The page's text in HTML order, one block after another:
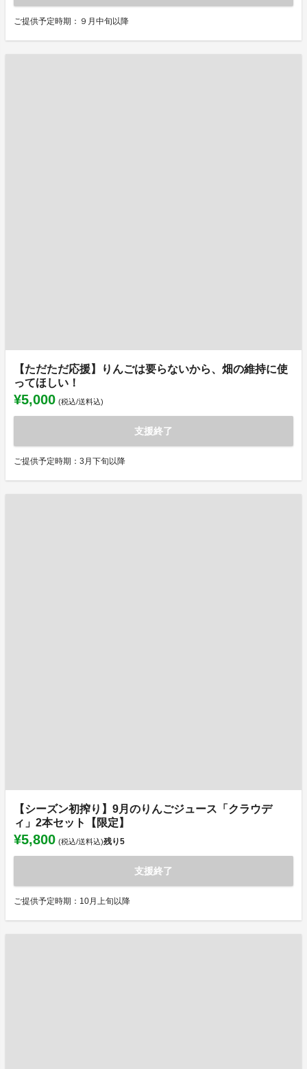
ご提供予定時期：９月中旬以降
【ただただ応援】りんごは要らないから、畑の維持に使
ってほしい！
¥5,000 (税込/送料込)
支援終了
ご提供予定時期：3月下旬以降
【シーズン初搾り】9月のりんごジュース「クラウデ
ィ」2本セット【限定】
¥5,800 (税込/送料込)残り5
支援終了
ご提供予定時期：10月上旬以降